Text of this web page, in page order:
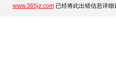
www.365jz.com已经将此出错信息详细